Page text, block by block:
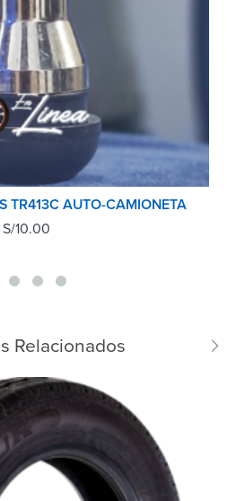
TR413C AUTO-CAMIONETA
S/10.00
Relacionados